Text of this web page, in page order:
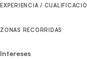
EXPERIENCIA /
ZONAS RECORRIDAS
Intereses